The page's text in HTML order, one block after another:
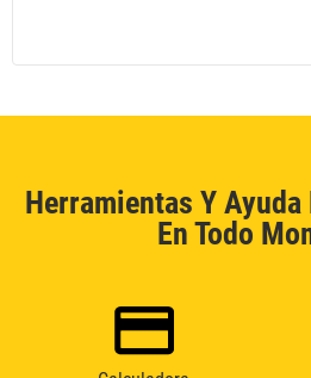
Herramientas Y
En Todo